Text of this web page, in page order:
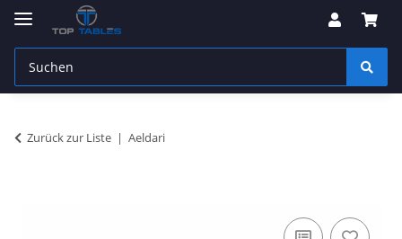
Zurück zur Liste Aeldari